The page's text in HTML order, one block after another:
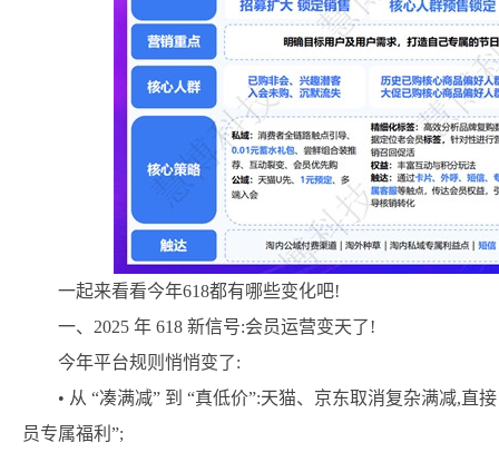
一起来看看今年618都有哪些变化吧!
一、2025 年 618 新信号:会员运营变天了!
今年平台规则悄悄变了:
• 从 “凑满减” 到 “真低价”:天猫、京东取消复杂满减,直
员专属福利”;